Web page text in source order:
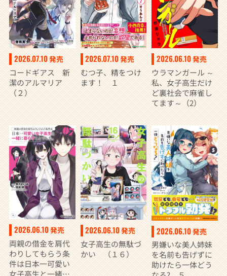
2026.07.10発売
コードギアス 新
潔のアルマリア
（２）
2026.07.10発売
むつ子、精をつけ
ます！ １
2026.06.10発売
ウラマンガール ～
私、女子高生だけ
ど裏社会で麻雀し
てます～（2）
2026.06.10発売
両親の借金を肩代
わりしてもらう条
件は日本一可愛い
女子高生と一緒に
2026.06.10発売
女子高生の無駄づ
かい （１６）
2026.06.10発売
男嫌いな美人姉妹
を名前も告げずに
助けたら一体どう